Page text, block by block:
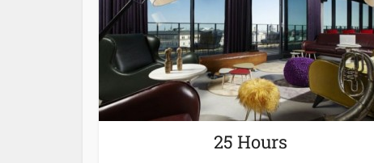
25 Hours